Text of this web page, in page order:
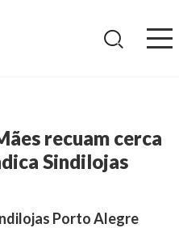
recuam cerca
Sindilojas
Porto Alegre